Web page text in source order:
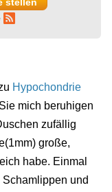
stellen
Hypochondrie
mich beruhigen
zufällig
große,
habe. Einmal
und